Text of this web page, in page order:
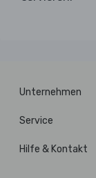
Unternehmen
Service
Hilfe & Kontakt